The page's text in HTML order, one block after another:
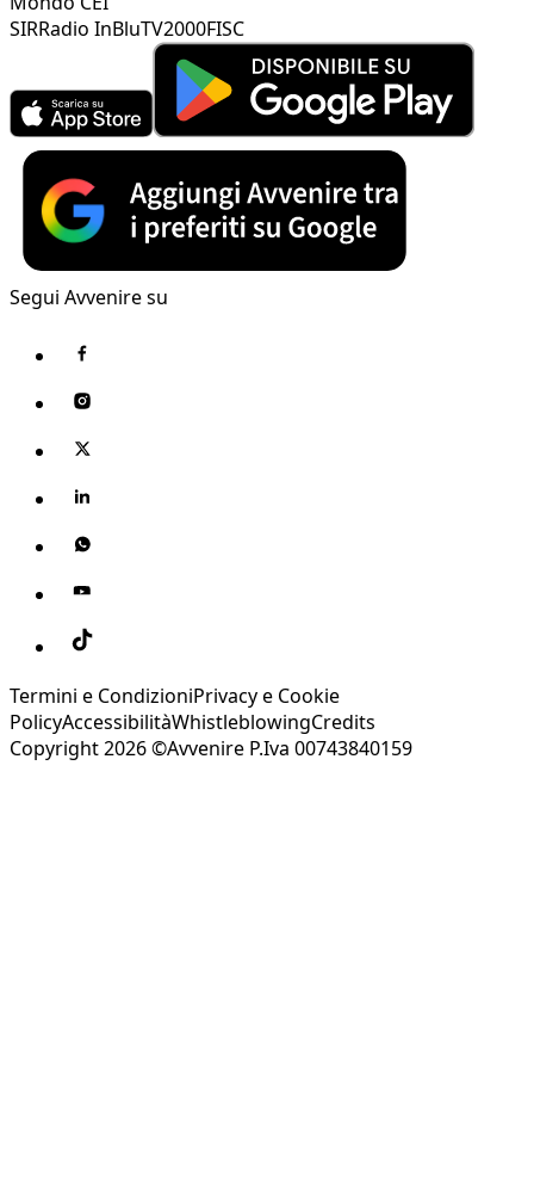
SIRRadio InBluTV2000FISC
Segui Avvenire su
Termini e CondizioniPrivacy e Cookie
PolicyAccessibilitàWhistleblowingCredits
Copyright 2026 ©Avvenire P.Iva 00743840159